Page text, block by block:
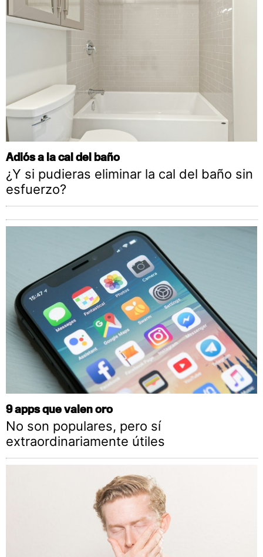
Adiós a la cal del baño
¿Y si pudieras eliminar la cal del baño sin
esfuerzo?
9 apps que valen oro
No son populares, pero sí
extraordinariamente útiles